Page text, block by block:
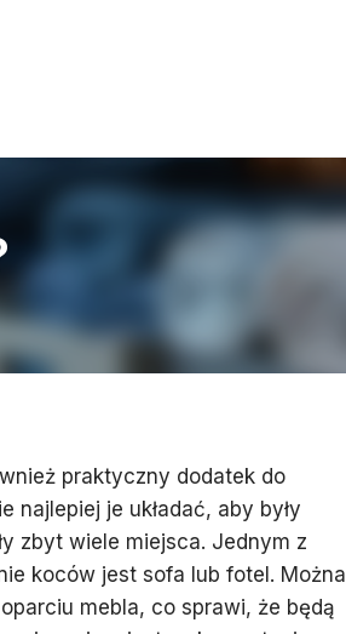
praktyczny dodatek do
najlepiej je układać, aby były
zbyt wiele miejsca. Jednym z
koców jest sofa lub fotel. Można
mebla, co sprawi, że będą